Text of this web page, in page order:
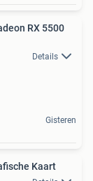
RX 5500
Details
Gisteren
Kaart